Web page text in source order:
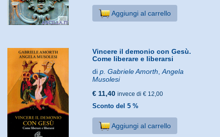
Aggiungi al carrello
Vincere il demonio con Gesù.
Come liberare e liberarsi
dip. Gabriele Amorth ,Angela
Musolesi
€ 11,40 invece di € 12,00
Sconto del 5 %
Aggiungi al carrello